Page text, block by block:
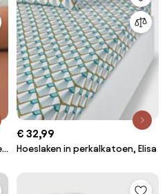
€ 32,99
Hoeslaken in perkalkatoen, Elisa